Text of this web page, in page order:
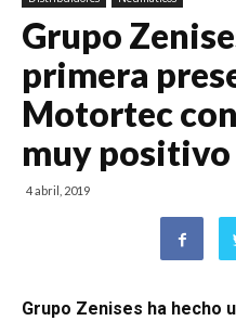
Grupo
primera
Motortec
muy positivo
4 abril, 2019
Grupo Zenises ha hecho